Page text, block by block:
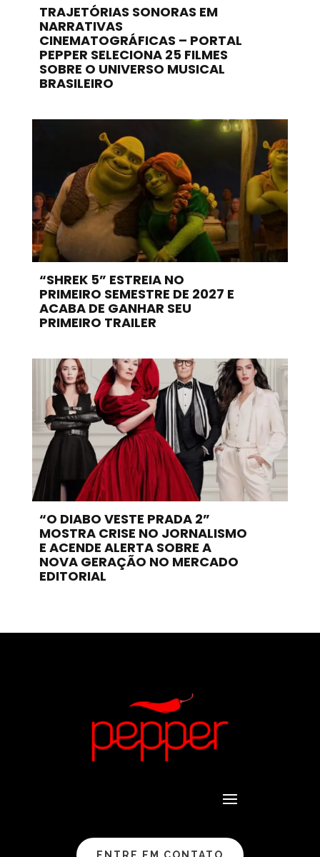
TRAJETÓRIAS SONORAS EM
NARRATIVAS
CINEMATOGRÁFICAS – PORTAL
PEPPER SELECIONA 25 FILMES
SOBRE O UNIVERSO MUSICAL
BRASILEIRO
“SHREK 5” ESTREIA NO
PRIMEIRO SEMESTRE DE 2027 E
ACABA DE GANHAR SEU
PRIMEIRO TRAILER
“O DIABO VESTE PRADA 2”
MOSTRA CRISE NO JORNALISMO
E ACENDE ALERTA SOBRE A
NOVA GERAÇÃO NO MERCADO
EDITORIAL